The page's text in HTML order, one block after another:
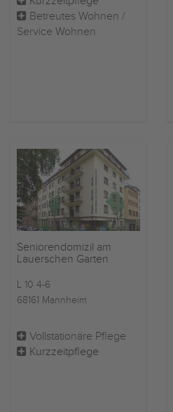
Betreutes Wohnen /
Service Wohnen
Seniorendomizil am
Lauerschen Garten
L 10 4-6
68161 Mannheim
Vollstationäre Pflege
Kurzzeitpflege